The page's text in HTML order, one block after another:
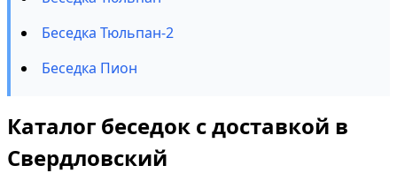
Беседка Тюльпан-2
Беседка Пион
Каталог беседок с доставкой в
Свердловский